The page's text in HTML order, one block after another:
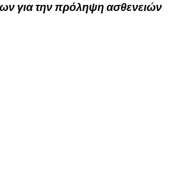
για την πρόληψη ασθενειών